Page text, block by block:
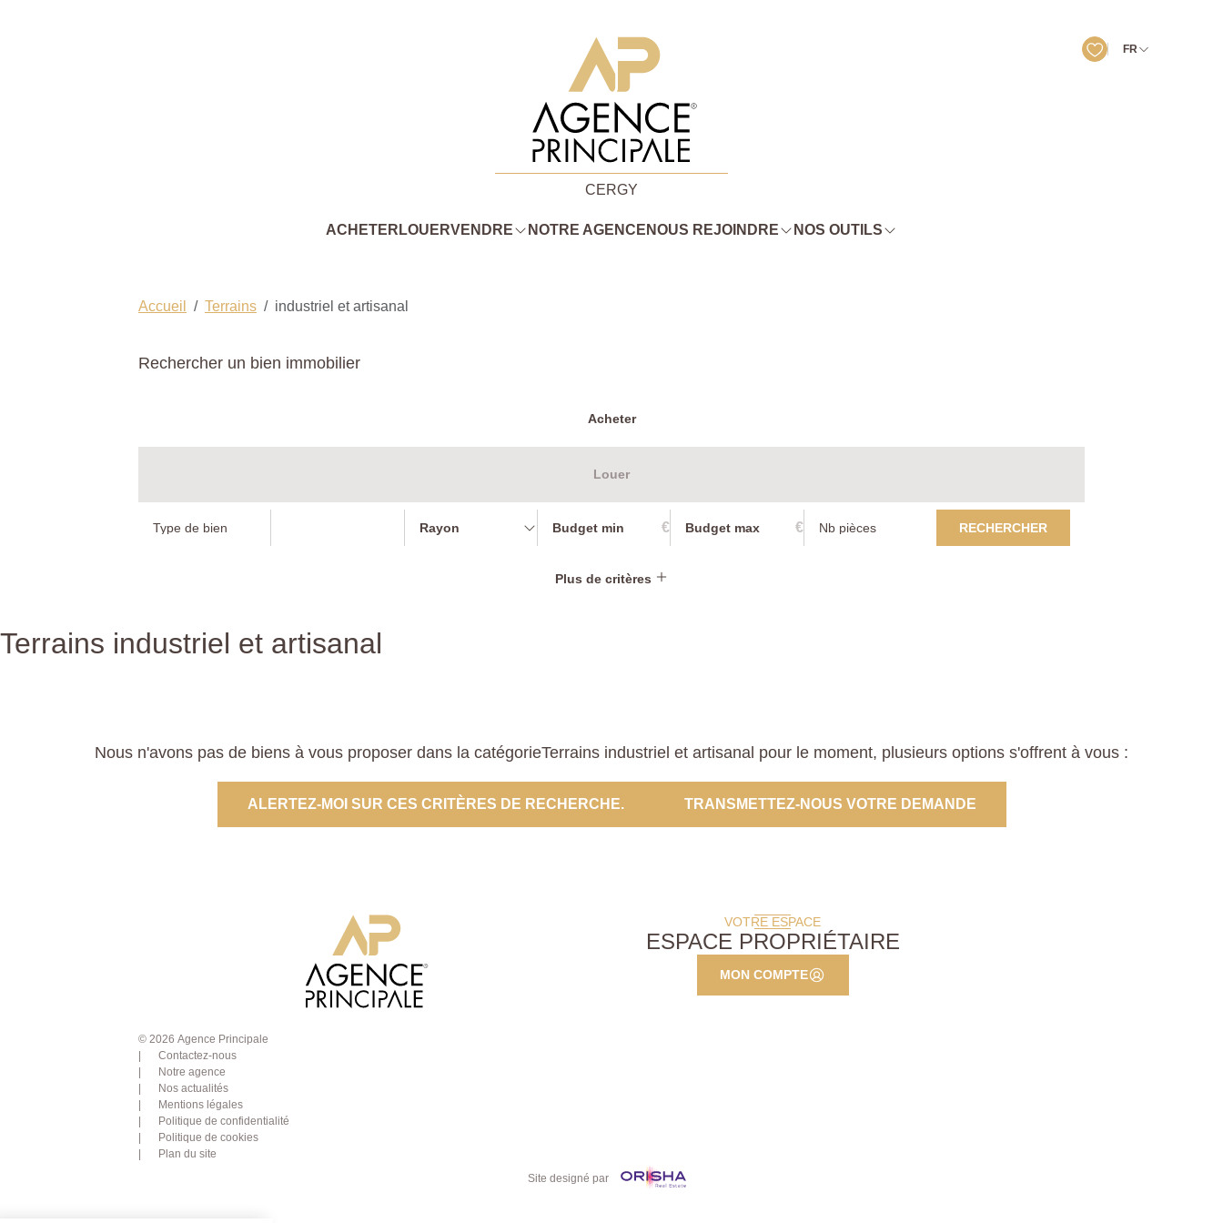
FR
CERGY
ACHETER LOUERVENDRE NOTRE AGENCE NOUS REJOINDRE NOS OUTILS
Accueil Terrains industriel et artisanal
Rechercher un bien immobilier
Acheter
Louer
Rayon € € RECHERCHER
Plus de critères
Terrains industriel et artisanal
Nous n'avons pas de biens à vous proposer dans la catégorieTerrains industriel et artisanal pour le moment, plusieurs options s'offrent à vous :
ALERTEZ-MOI SUR CES CRITÈRES DE RECHERCHE. TRANSMETTEZ-NOUS VOTRE DEMANDE
VOTRE ESPACE
ESPACE PROPRIÉTAIRE
MON COMPTE
© 2026 Agence Principale
Contactez-nous
Notre agence
Nos actualités
Mentions légales
Politique de confidentialité
Politique de cookies
Plan du site
Site designé par